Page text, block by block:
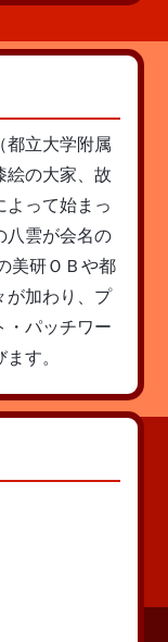
都立大学附属
絵の大家、故
よって始まっ
八雲が会名の
美研ＯＢや都
が加わり、プ
・パッチワー
す。